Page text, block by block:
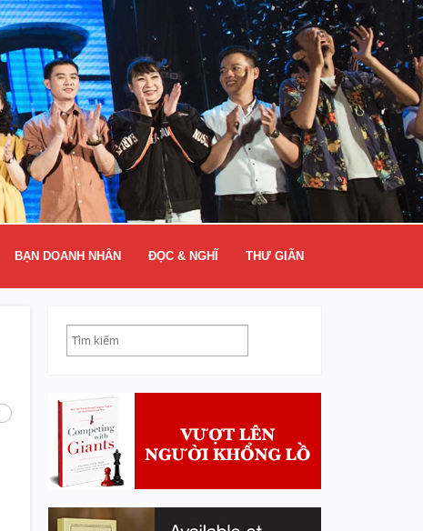
BẠN DOANH NHÂN ĐỌC & NGHĨ THƯ GIÃN